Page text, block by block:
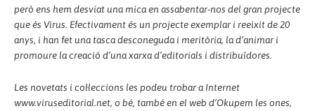
però ens hem desviat una mica en assabentar-nos del gran projecte
que és Virus. Efectivament és un projecte exemplar i reeixit de 20
anys, i han fet una tasca desconeguda i meritòria, la d’animar i
promoure la creació d’una xarxa d’editorials i distribuïdores.
Les novetats i col·leccions les podeu trobar a Internet
www.viruseditorial.net, o bé, també en el web d’Okupem les ones,